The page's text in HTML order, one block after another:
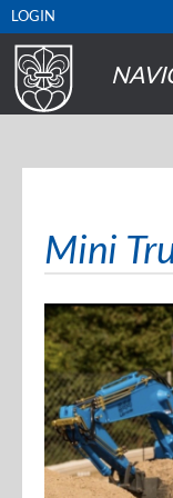
LOGIN
Mini